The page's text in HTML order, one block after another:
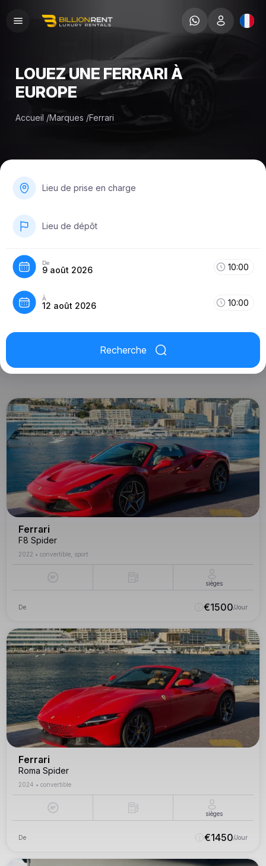
LOUEZ UNE FERRARI À
EUROPE
Accueil /Marques /Ferrari
Lieu de prise en charge
Lieu de dépôt
De
9 août 2026 10:00
À
12 août 2026 10:00
Recherche
Ferrari
F8 Spider
2022 • convertible, sport
sièges
De €1500/Jour
Ferrari
Roma Spider
2024 • convertible
sièges
De €1450/Jour